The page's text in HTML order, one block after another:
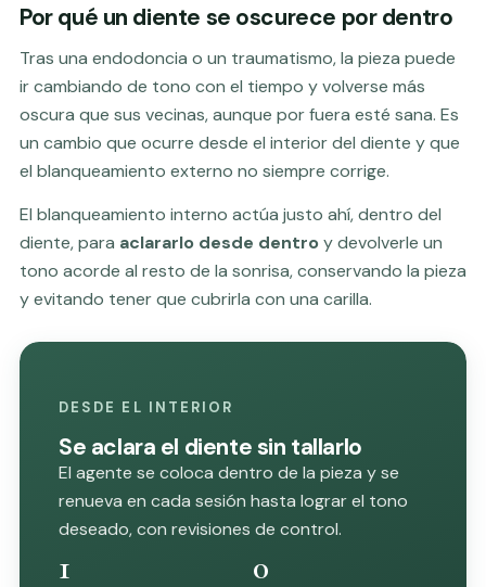
Por qué un diente se oscurece por dentro
Tras una endodoncia o un traumatismo, la pieza puede
ir cambiando de tono con el tiempo y volverse más
oscura que sus vecinas, aunque por fuera esté sana. Es
un cambio que ocurre desde el interior del diente y que
el blanqueamiento externo no siempre corrige.
El blanqueamiento interno actúa justo ahí, dentro del
diente, para aclararlo desde dentroy devolverle un
tono acorde al resto de la sonrisa, conservando la pieza
y evitando tener que cubrirla con una carilla.
DESDE EL INTERIOR
Se aclara el diente sin tallarlo
El agente se coloca dentro de la pieza y se
renueva en cada sesión hasta lograr el tono
deseado, con revisiones de control.
1 0